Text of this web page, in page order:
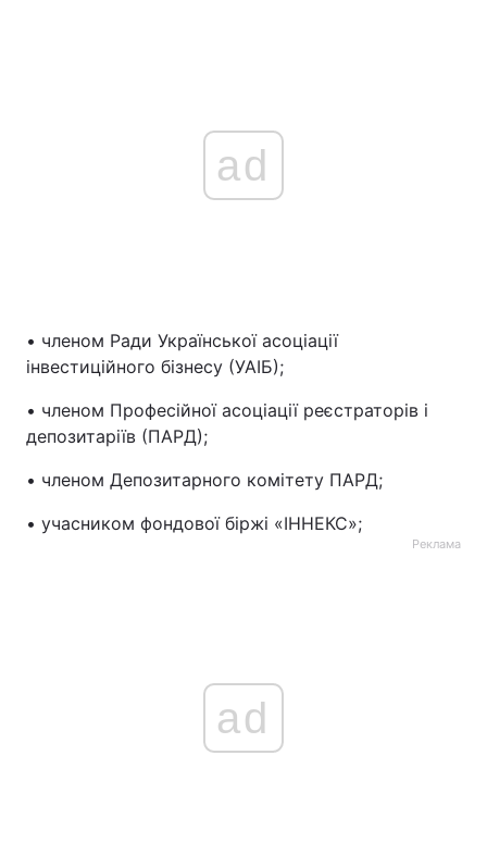
ad
• членом Ради Української асоціації
інвестиційного бізнесу (УАІБ);
• членом Професійної асоціації реєстраторів і
депозитаріїв (ПАРД);
• членом Депозитарного комітету ПАРД;
• учасником фондової біржі «ІННЕКС»;
Реклама
ad